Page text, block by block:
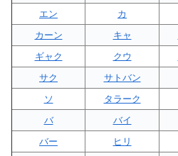
エン
カ
カーン
キャ
ギャク
クウ
サク
サトバン
ソ
タラーク
バ
バイ
バー
ヒリ